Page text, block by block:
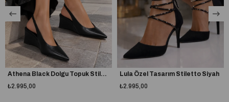
Athena Black Dolgu Topuk Stiletto
₺2.995,00
Lula Özel Tasarım Stiletto Siyah
₺2.995,00